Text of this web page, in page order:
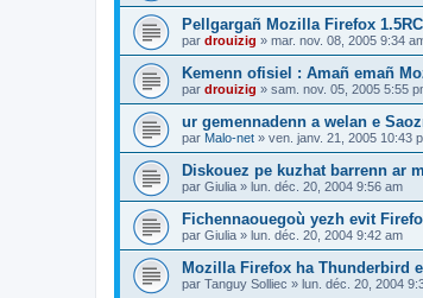
Pellgargañ Mozilla Firefox
par drouizig » mar. nov. 08, 2005 9:34
Kemenn ofisiel : Amañ emañ
par drouizig » sam. nov. 05, 2005 5:55
ur gemennadenn a welan e
par Malo-net » ven. janv. 21, 2005 10:43
Diskouez pe kuzhat barrenn ar
par Giulia » lun. déc. 20, 2004 9:56 am
Fichennaouegoù yezh evit
par Giulia » lun. déc. 20, 2004 9:42 am
Mozilla Firefox ha Thunderbird
par Tanguy Solliec » lun. déc. 20, 2004